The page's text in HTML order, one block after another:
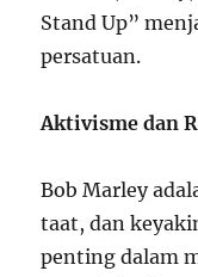
Stand Up”
persatuan.
Aktivisme dan
Bob Marley
taat, dan
penting dalam